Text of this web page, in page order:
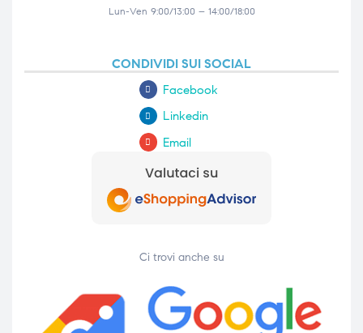
Lun-Ven 9:00/13:00 – 14:00/18:00
CONDIVIDI SUI SOCIAL
Facebook
Linkedin
Email
Ci trovi anche su